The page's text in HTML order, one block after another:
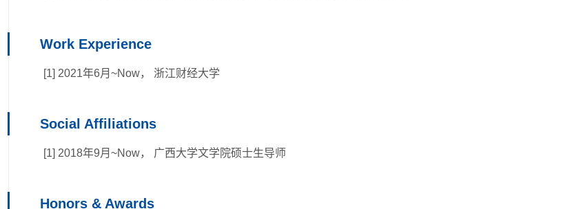
Work Experience
[1] 2021年6月~Now， 浙江财经大学
Social Affiliations
[1] 2018年9月~Now， 广西大学文学院硕士生导师
Honors & Awards